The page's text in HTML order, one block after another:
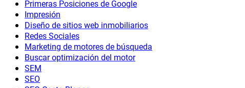
Primeras Posiciones de Google
Impresión
Diseño de sitios web inmobiliarios
Redes Sociales
Marketing de motores de búsqueda
Buscar optimización del motor
SEM
SEO